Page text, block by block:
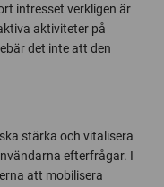
intresset verkligen är
aktiviteter på
det inte att den
stärka och vitalisera
efterfrågar. I
att mobilisera